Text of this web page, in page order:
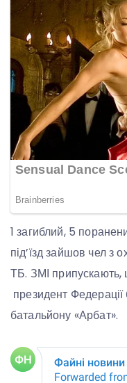
1 загиблий, 5
під’їзд зайшов чел з
ТБ. ЗМІ
президент
батальйону «Арбат».